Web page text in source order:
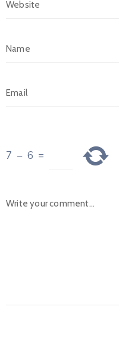
7 − 6 =